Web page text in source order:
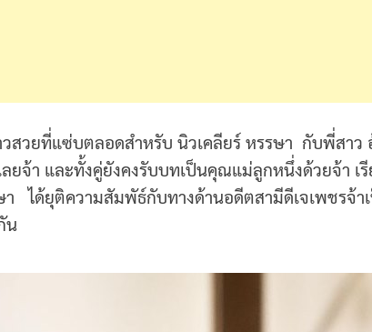
วสวยที่แซ่บตลอดสำหรับ นิวเคลียร์ หรรษา กับพี่สาว
ลยจ้า และทั้งคู่ยังคงรับบทเป็นคุณแม่ลูกหนึ่งด้วยจ้า
า ได้ยุติความสัมพัธ์กับทางด้านอดีตสามีดีเจเพชรจ้า
น